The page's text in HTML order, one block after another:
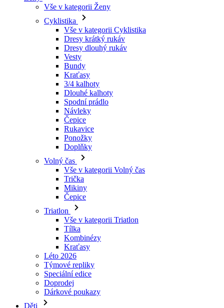
Dresy dlouhý rukáv
Vesty
Bundy
Kraťasy
3/4 kalhoty
Dlouhé kalhoty
Spodní prádlo
Návleky
Čepice
Rukavice
Ponožky
Doplňky
Volný čas
Vše v kategorii Volný čas
Trička
Mikiny
Čepice
Triatlon
Vše v kategorii Triatlon
Tílka
Kombinézy
Kraťasy
Léto 2026
Týmové repliky
Speciální edice
Doprodej
Dárkové poukazy
Děti
Vše v kategorii Děti
Cyklistika
Vše v kategorii Cyklistika